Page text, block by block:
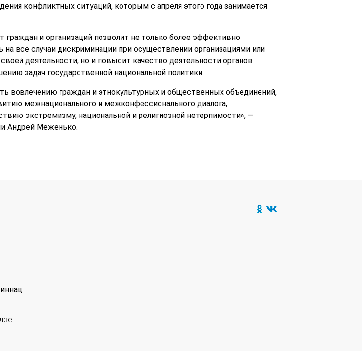
конфликтных ситуаций, которым с апреля этого года занимается
и организаций позволит не только более эффективно
все случаи дискриминации при осуществлении организациями или
деятельности, но и повысит качество деятельности органов
задач государственной национальной политики.
вовлечению граждан и этнокультурных и общественных объединений,
межнационального и межконфессионального диалога,
экстремизму, национальной и религиозной нетерпимости», —
Андрей Меженько.